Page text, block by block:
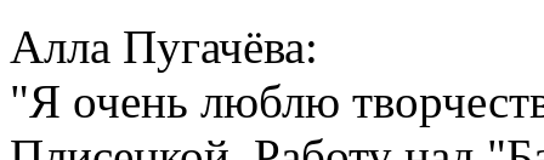
Алла Пугачёва:
"Я очень люблю